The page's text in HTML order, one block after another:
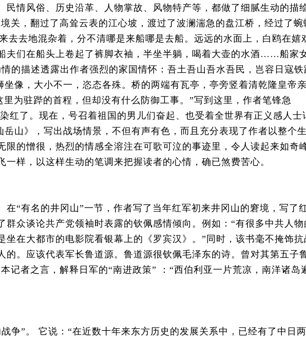
情风俗、历史沿革、人物掌故、风物特产等，都做了细腻生动的描
关，翻过了高耸云表的江心坡，渡过了波澜湍急的盘江桥，经过了蜿
去去地混杂着，分不清哪是来船哪是去船。远远的水面上，白鸥在嬉
夫们在船头上卷起了裤脚衣袖，半坐半躺，喝着大壶的水酒……船家
的描述透露出作者强烈的家国情怀：吾土吾山吾水吾民，岂容日寇铁
像，大小不一，恣态各殊。桥的两端有瓦亭，亭旁竖着清乾隆皇帝
为驻跸的首程，但却没有什么防御工事。”写到这里，作者笔锋急
红了。现在，号召着祖国的男儿们奋起、也受着全世界有正义感人士
山》，写出战场情景，不但有声有色，而且充分表现了作者以整个
的憎很，热烈的情感全溶注在可歌可泣的事迹里，令人读起来如奇
样，以这样生动的笔调来把握读者的心情，确已煞费苦心。
有名的井冈山”一节，作者写了当年红军初来井冈山的窘境，写了
众谈论共产党领袖时表露的钦佩感情倾向。例如：“有很多中共人物
在大都市的电影院看银幕上的《罗宾汉》。”同时，该书毫不掩饰抗
。应该代表军长鲁道源。鲁道源很钦佩毛泽东的诗。曾对其第五子
记者之言，解释日军的“南进政策” ：“西伯利亚一片荒凉，南洋诸岛
”。 它说：“在近数十年来东方历史的发展关系中，已经有了中日